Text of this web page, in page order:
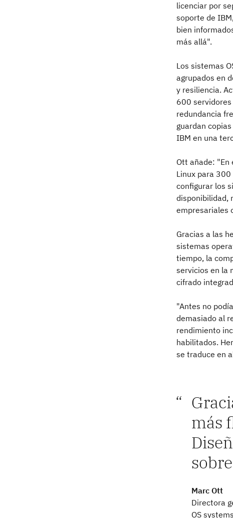
licenciar por
soporte de
bien
más allá".
Los sistemas
agrupados en
y resiliencia.
600
redundancia
guardan
IBM en una
Ott añade: "En
Linux para
configurar los
disponibilidad,
empresariales
Gracias a las
sistemas
tiempo, la
servicios en la
cifrado
"Antes no
demasiado al
rendimiento
habilitados.
se traduce en
más
Marc Ott
Directora
OS